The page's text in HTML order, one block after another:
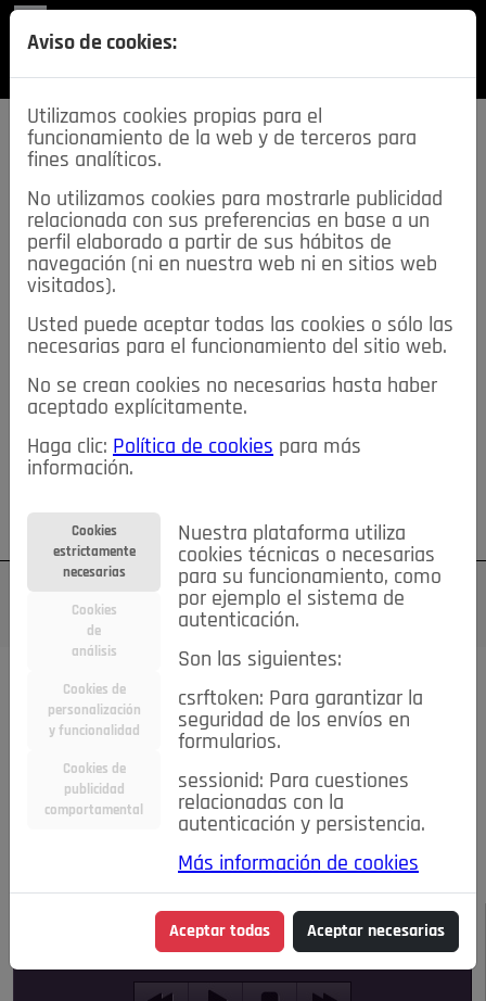
SECCIONES
descarga esta
REVISTA
≡NOTICIAS
NOTICIAS SERVICIOS DE INTERÉS
TABLÓN DE ANUNCIOS MIS ANUNCIOS CONTACTO
NOSOTROS
Su cuenta Regístrese ¿Olvidó su contraseña?
Todas las noticias..
#TePrestoMisOjos Caridad
Ciencia&Tecnología
Economía
Entretenimiento
Estilo de Vida
Internacional
Madrid Opinión IN
Pozuelo de Alarcón
Salud 🔴 En Directo
NOTICIAS
Escucha el audio de esta noticia:
Aviso de cookies:
Utilizamos cookies propias para el
funcionamiento de la web y de terceros para
fines analíticos.
No utilizamos cookies para mostrarle publicidad
relacionada con sus preferencias en base a un
perfil elaborado a partir de sus hábitos de
navegación (ni en nuestra web ni en sitios web
visitados).
Usted puede aceptar todas las cookies o sólo las
necesarias para el funcionamiento del sitio web.
No se crean cookies no necesarias hasta haber
aceptado explícitamente.
Haga clic: Política de cookies para más
información.
Cookies
estrictamente
necesarias
Cookies
de
análisis
Cookies de
personalización
y funcionalidad
Cookies de
publicidad
comportamental
Nuestra plataforma utiliza
cookies técnicas o necesarias
para su funcionamiento, como
por ejemplo el sistema de
autenticación.
Son las siguientes:
csrftoken: Para garantizar la
seguridad de los envíos en
formularios.
sessionid: Para cuestiones
relacionadas con la
autenticación y persistencia.
Más información de cookies
Aceptar todas Aceptar necesarias